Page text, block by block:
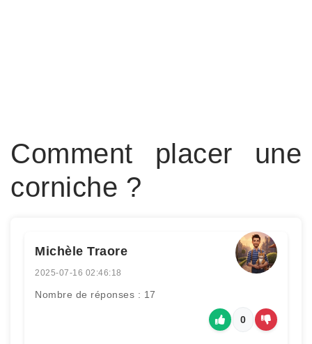
Comment placer une
corniche ?
Michèle Traore
2025-07-16 02:46:18
Nombre de réponses : 17
0